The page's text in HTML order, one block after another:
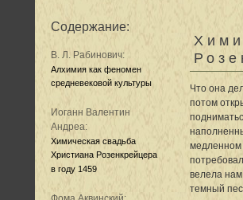
Содержание:
В. Л. Рабинович:
Алхимия как феномен
средневековой культуры
Иоганн Валентин
Андреа:
Химическая свадьба
Христиана Розенкрейцера
в году 1459
Что она
потом
медленном
велела
темный